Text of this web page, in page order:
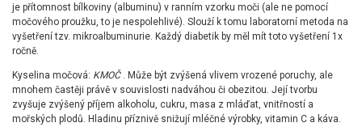
je přítomnost bílkoviny (albuminu) v ranním vzorku moči (ale ne pomocí
močového proužku, to je nespolehlivé). Slouží k tomu laboratorní metoda na
vyšetření tzv. mikroalbuminurie. Každý diabetik by měl mít toto vyšetření 1x
ročně.
Kyselina močová: KMOČ. Může být zvýšená vlivem vrozené poruchy, ale
mnohem častěji právě v souvislosti nadváhou či obezitou. Její tvorbu
zvyšuje zvýšený příjem alkoholu, cukru, masa z mláďat, vnitřností a
mořských plodů. Hladinu příznivě snižují mléčné výrobky, vitamin C a káva.